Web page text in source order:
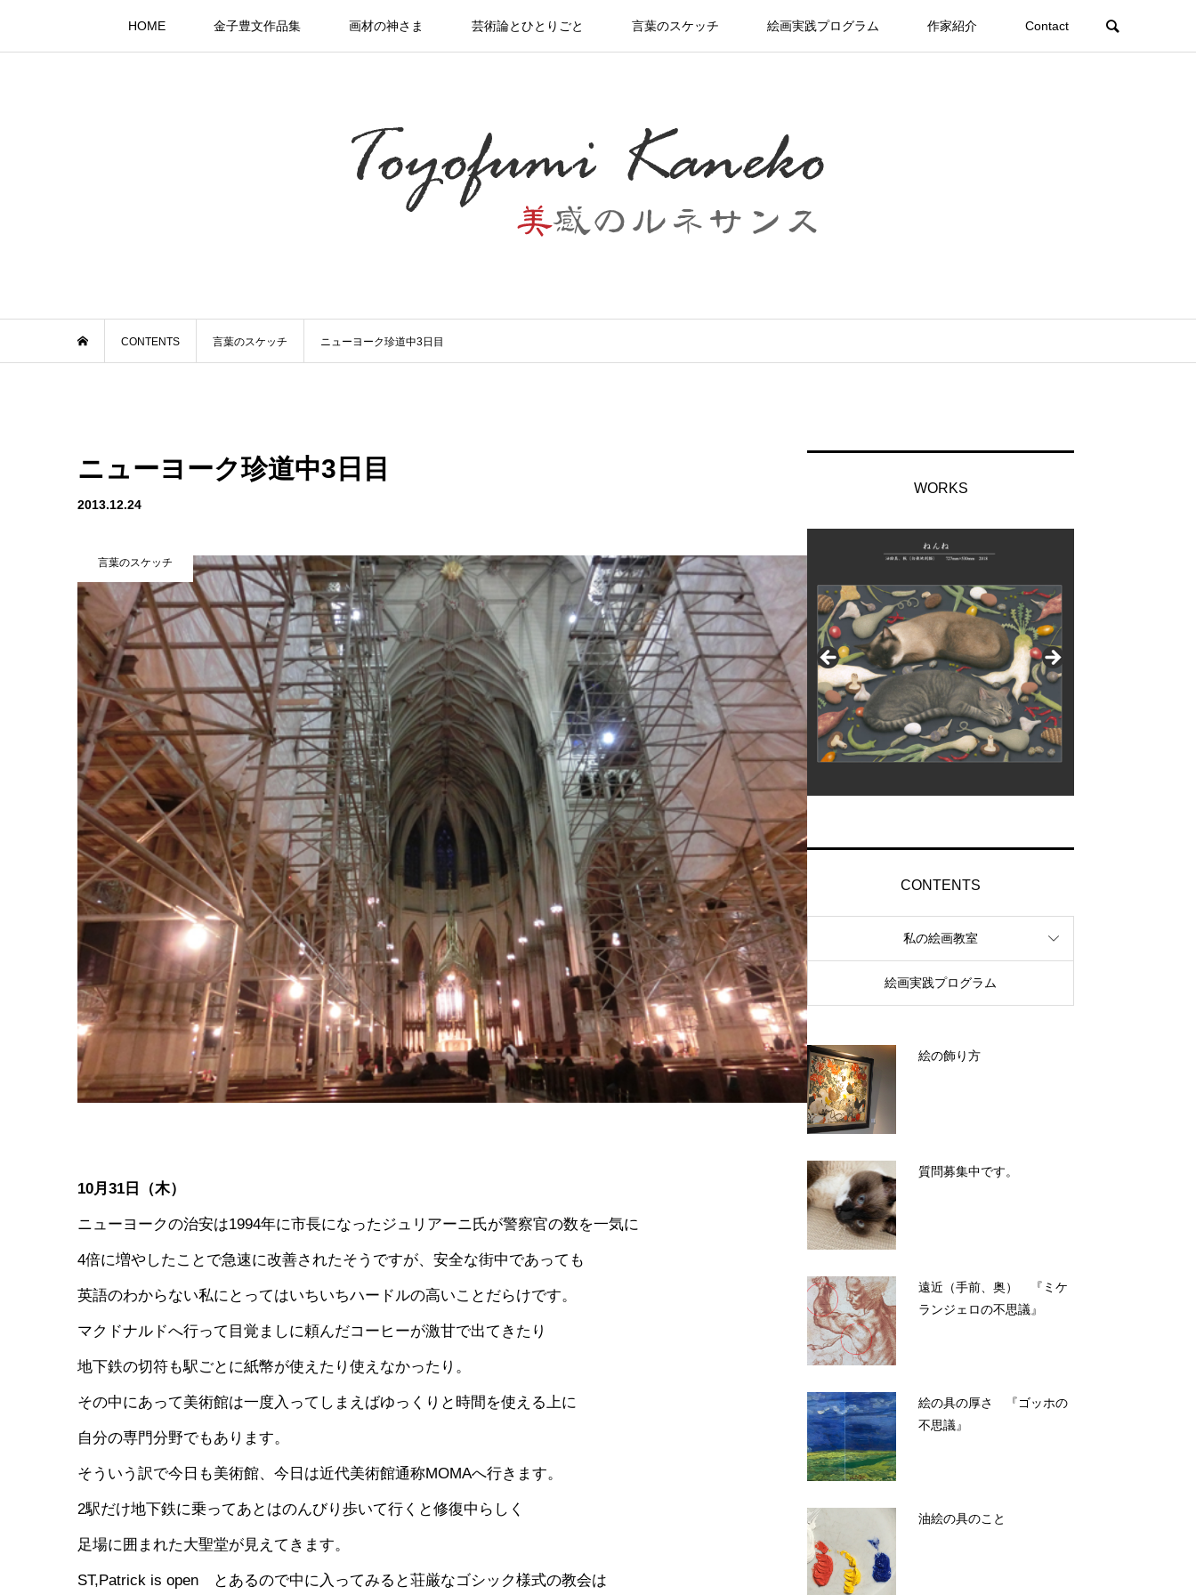
HOME 金子豊文作品集 画材の神さま 芸術論とひとりごと 言葉のスケッチ 絵画実践プログラム 作家紹介 Contact
CONTENTS 言葉のスケッチ ニューヨーク珍道中3日目
ニューヨーク珍道中3日目
2013.12.24
言葉のスケッチ
10月31日（木）
ニューヨークの治安は1994年に市長になったジュリアーニ氏が警察官の数を一気に
4倍に増やしたことで急速に改善されたそうですが、安全な街中であっても
英語のわからない私にとってはいちいちハードルの高いことだらけです。
マクドナルドへ行って目覚ましに頼んだコーヒーが激甘で出てきたり
地下鉄の切符も駅ごとに紙幣が使えたり使えなかったり。
その中にあって美術館は一度入ってしまえばゆっくりと時間を使える上に
自分の専門分野でもあります。
そういう訳で今日も美術館、今日は近代美術館通称MOMAへ行きます。
2駅だけ地下鉄に乗ってあとはのんびり歩いて行くと修復中らしく
足場に囲まれた大聖堂が見えてきます。
ST,Patrick is open とあるので中に入ってみると荘厳なゴシック様式の教会は
WORKS
CONTENTS
私の絵画教室
絵画実践プログラム
絵の飾り方
質問募集中です。
遠近（手前、奥） 『ミケ
ランジェロの不思議』
絵の具の厚さ 『ゴッホの
不思議』
油絵の具のこと